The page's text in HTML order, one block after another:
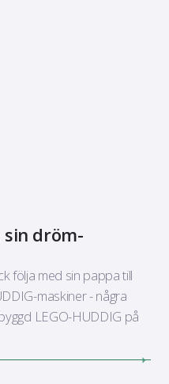
sin dröm-
följa med sin pappa till
maskiner - några
LEGO-HUDDIG på